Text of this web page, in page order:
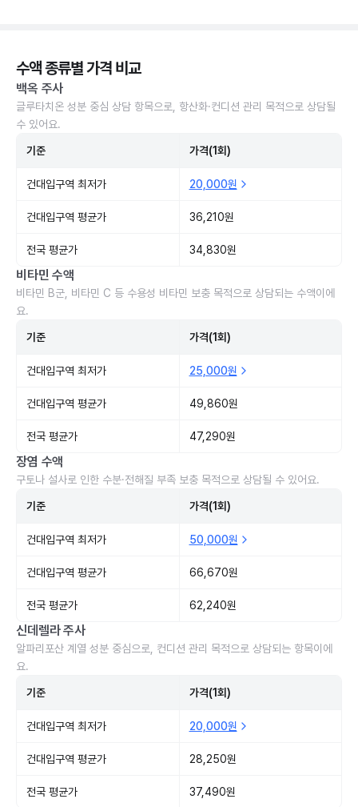
수액 종류별 가격 비교
백옥 주사
글루타치온 성분 중심 상담 항목으로, 항산화·컨디션 관리 목적으로 상담될
수 있어요.
기준 가격(1회)
건대입구역 최저가 20,000원
건대입구역 평균가 36,210원
전국 평균가 34,830원
비타민 수액
비타민 B군, 비타민 C 등 수용성 비타민 보충 목적으로 상담되는 수액이에
요.
기준 가격(1회)
건대입구역 최저가 25,000원
건대입구역 평균가 49,860원
전국 평균가 47,290원
장염 수액
구토나 설사로 인한 수분·전해질 부족 보충 목적으로 상담될 수 있어요.
기준 가격(1회)
건대입구역 최저가 50,000원
건대입구역 평균가 66,670원
전국 평균가 62,240원
신데렐라 주사
알파리포산 계열 성분 중심으로, 컨디션 관리 목적으로 상담되는 항목이에
요.
기준 가격(1회)
건대입구역 최저가 20,000원
건대입구역 평균가 28,250원
전국 평균가 37,490원